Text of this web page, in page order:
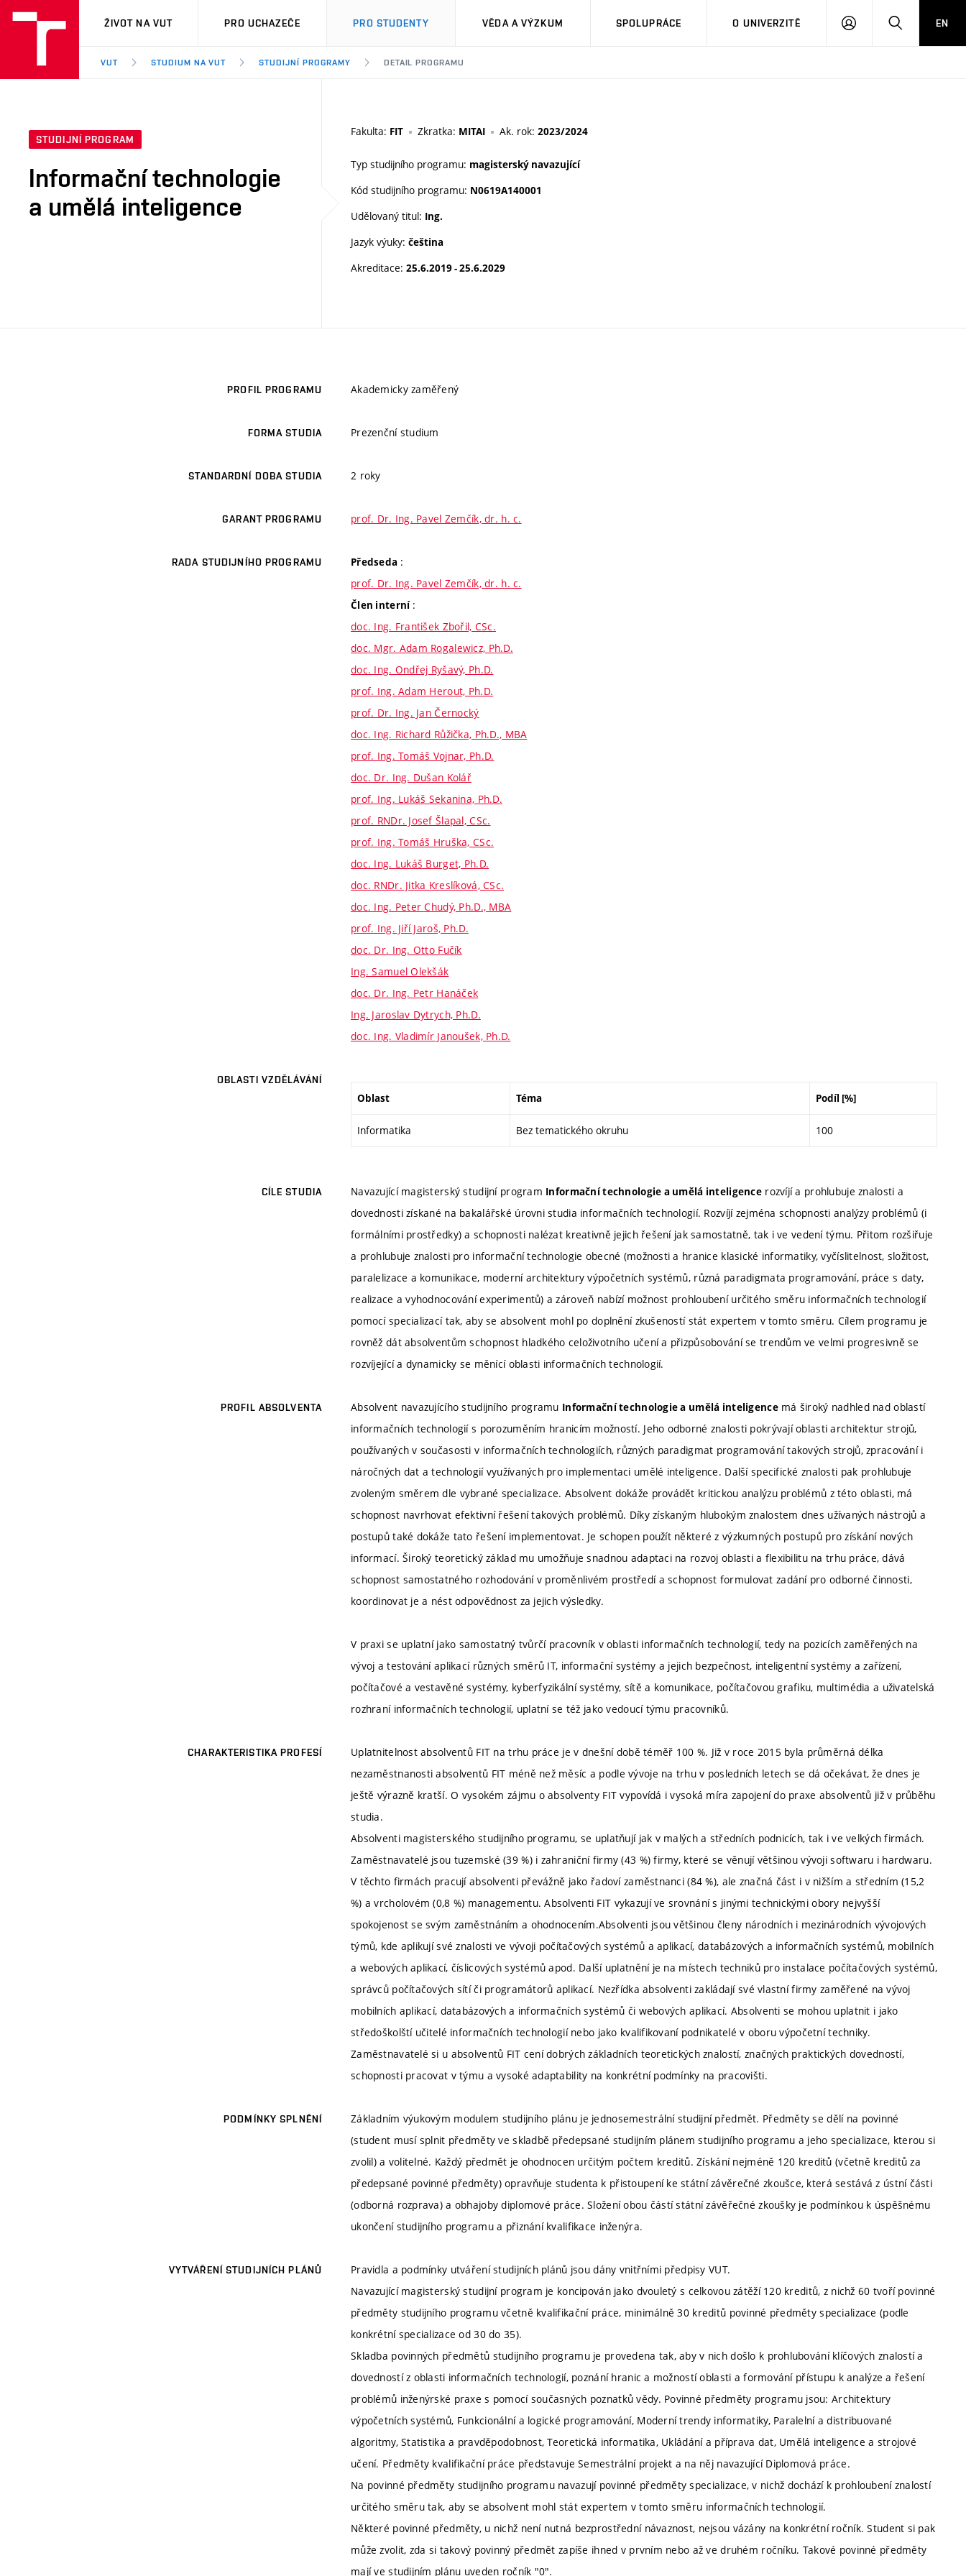
VUT
ŽIVOT NA VUT PRO UCHAZEČE PRO STUDENTY VĚDA A VÝZKUM SPOLUPRÁCE O UNIVERZITĚ
PŘIHLÁSIT HLEDATEN
VUT STUDIUM NA VUT STUDIJNÍ PROGRAMY DETAIL PROGRAMU
STUDIJNÍ PROGRAM
Informační technologie
a umělá inteligence
Fakulta: FIT Zkratka: MITAI Ak. rok: 2023/2024
Typ studijního programu: magisterský navazující
Kód studijního programu: N0619A140001
Udělovaný titul: Ing.
Jazyk výuky: čeština
Akreditace: 25.6.2019 - 25.6.2029
PROFIL PROGRAMU Akademicky zaměřený
FORMA STUDIA Prezenční studium
STANDARDNÍ DOBA STUDIA 2 roky
GARANT PROGRAMU prof. Dr. Ing. Pavel Zemčík, dr. h. c.
RADA STUDIJNÍHO PROGRAMU Předseda :
prof. Dr. Ing. Pavel Zemčík, dr. h. c.
Člen interní :
doc. Ing. František Zbořil, CSc.
doc. Mgr. Adam Rogalewicz, Ph.D.
doc. Ing. Ondřej Ryšavý, Ph.D.
prof. Ing. Adam Herout, Ph.D.
prof. Dr. Ing. Jan Černocký
doc. Ing. Richard Růžička, Ph.D., MBA
prof. Ing. Tomáš Vojnar, Ph.D.
doc. Dr. Ing. Dušan Kolář
prof. Ing. Lukáš Sekanina, Ph.D.
prof. RNDr. Josef Šlapal, CSc.
prof. Ing. Tomáš Hruška, CSc.
doc. Ing. Lukáš Burget, Ph.D.
doc. RNDr. Jitka Kreslíková, CSc.
doc. Ing. Peter Chudý, Ph.D., MBA
prof. Ing. Jiří Jaroš, Ph.D.
doc. Dr. Ing. Otto Fučík
Ing. Samuel Olekšák
doc. Dr. Ing. Petr Hanáček
Ing. Jaroslav Dytrych, Ph.D.
doc. Ing. Vladimír Janoušek, Ph.D.
OBLASTI VZDĚLÁVÁNÍ
Oblast Téma Podíl [%]
Informatika Bez tematického okruhu 100
CÍLE STUDIA Navazující magisterský studijní program Informační technologie a umělá inteligencerozvíjí a prohlubuje znalosti a
dovednosti získané na bakalářské úrovni studia informačních technologií. Rozvíjí zejména schopnosti analýzy problémů (i
formálními prostředky) a schopnosti nalézat kreativně jejich řešení jak samostatně, tak i ve vedení týmu. Přitom rozšiřuje
a prohlubuje znalosti pro informační technologie obecné (možnosti a hranice klasické informatiky, vyčíslitelnost, složitost,
paralelizace a komunikace, moderní architektury výpočetních systémů, různá paradigmata programování, práce s daty,
realizace a vyhodnocování experimentů) a zároveň nabízí možnost prohloubení určitého směru informačních technologií
pomocí specializací tak, aby se absolvent mohl po doplnění zkušeností stát expertem v tomto směru. Cílem programu je
rovněž dát absolventům schopnost hladkého celoživotního učení a přizpůsobování se trendům ve velmi progresivně se
rozvíjející a dynamicky se měnící oblasti informačních technologií.
PROFIL ABSOLVENTA Absolvent navazujícího studijního programu Informační technologie a umělá inteligencemá široký nadhled nad oblastí
informačních technologií s porozuměním hranicím možností. Jeho odborné znalosti pokrývají oblasti architektur strojů,
používaných v současosti v informačních technologiích, různých paradigmat programování takových strojů, zpracování i
náročných dat a technologií využívaných pro implementaci umělé inteligence. Další specifické znalosti pak prohlubuje
zvoleným směrem dle vybrané specializace. Absolvent dokáže provádět kritickou analýzu problémů z této oblasti, má
schopnost navrhovat efektivní řešení takových problémů. Díky získaným hlubokým znalostem dnes užívaných nástrojů a
postupů také dokáže tato řešení implementovat. Je schopen použít některé z výzkumných postupů pro získání nových
informací. Široký teoretický základ mu umožňuje snadnou adaptaci na rozvoj oblasti a flexibilitu na trhu práce, dává
schopnost samostatného rozhodování v proměnlivém prostředí a schopnost formulovat zadání pro odborné činnosti,
koordinovat je a nést odpovědnost za jejich výsledky.
V praxi se uplatní jako samostatný tvůrčí pracovník v oblasti informačních technologií, tedy na pozicích zaměřených na
vývoj a testování aplikací různých směrů IT, informační systémy a jejich bezpečnost, inteligentní systémy a zařízení,
počítačové a vestavěné systémy, kyberfyzikální systémy, sítě a komunikace, počítačovou grafiku, multimédia a uživatelská
rozhraní informačních technologií, uplatní se též jako vedoucí týmu pracovníků.
CHARAKTERISTIKA PROFESÍ
Uplatnitelnost absolventů FIT na trhu práce je v dnešní době téměř 100 %. Již v roce 2015 byla průměrná délka
nezaměstnanosti absolventů FIT méně než měsíc a podle vývoje na trhu v posledních letech se dá očekávat, že dnes je
ještě výrazně kratší. O vysokém zájmu o absolventy FIT vypovídá i vysoká míra zapojení do praxe absolventů již v průběhu
studia.
Absolventi magisterského studijního programu, se uplatňují jak v malých a středních podnicích, tak i ve velkých firmách.
Zaměstnavatelé jsou tuzemské (39 %) i zahraniční firmy (43 %) firmy, které se věnují většinou vývoji softwaru i hardwaru.
V těchto firmách pracují absolventi převážně jako řadoví zaměstnanci (84 %), ale značná část i v nižším a středním (15,2
%) a vrcholovém (0,8 %) managementu. Absolventi FIT vykazují ve srovnání s jinými technickými obory nejvyšší
spokojenost se svým zaměstnáním a ohodnocením.Absolventi jsou většinou členy národních i mezinárodních vývojových
týmů, kde aplikují své znalosti ve vývoji počítačových systémů a aplikací, databázových a informačních systémů, mobilních
a webových aplikací, číslicových systémů apod. Další uplatnění je na místech techniků pro instalace počítačových systémů,
správců počítačových sítí či programátorů aplikací. Nezřídka absolventi zakládají své vlastní firmy zaměřené na vývoj
mobilních aplikací, databázových a informačních systémů či webových aplikací. Absolventi se mohou uplatnit i jako
středoškolští učitelé informačních technologií nebo jako kvalifikovaní podnikatelé v oboru výpočetní techniky.
Zaměstnavatelé si u absolventů FIT cení dobrých základních teoretických znalostí, značných praktických dovedností,
schopnosti pracovat v týmu a vysoké adaptability na konkrétní podmínky na pracovišti.
PODMÍNKY SPLNĚNÍ
Základním výukovým modulem studijního plánu je jednosemestrální studijní předmět. Předměty se dělí na povinné
(student musí splnit předměty ve skladbě předepsané studijním plánem studijního programu a jeho specializace, kterou si
zvolil) a volitelné. Každý předmět je ohodnocen určitým počtem kreditů. Získání nejméně 120 kreditů (včetně kreditů za
předepsané povinné předměty) opravňuje studenta k přistoupení ke státní závěrečné zkoušce, která sestává z ústní části
(odborná rozprava) a obhajoby diplomové práce. Složení obou částí státní závěřečné zkoušky je podmínkou k úspěšnému
ukončení studijního programu a přiznání kvalifikace inženýra.
VYTVÁŘENÍ STUDIJNÍCH PLÁNŮ
Pravidla a podmínky utváření studijních plánů jsou dány vnitřními předpisy VUT.
Navazující magisterský studijní program je koncipován jako dvouletý s celkovou zátěží 120 kreditů, z nichž 60 tvoří povinné
předměty studijního programu včetně kvalifikační práce, minimálně 30 kreditů povinné předměty specializace (podle
konkrétní specializace od 30 do 35).
Skladba povinných předmětů studijního programu je provedena tak, aby v nich došlo k prohlubování klíčových znalostí a
dovedností z oblasti informačních technologií, poznání hranic a možností oblasti a formování přístupu k analýze a řešení
problémů inženýrské praxe s pomocí současných poznatků vědy. Povinné předměty programu jsou: Architektury
výpočetních systémů, Funkcionální a logické programování, Moderní trendy informatiky, Paralelní a distribuované
algoritmy, Statistika a pravděpodobnost, Teoretická informatika, Ukládání a příprava dat, Umělá inteligence a strojové
učení. Předměty kvalifikační práce představuje Semestrální projekt a na něj navazující Diplomová práce.
Na povinné předměty studijního programu navazují povinné předměty specializace, v nichž dochází k prohloubení znalostí
určitého směru tak, aby se absolvent mohl stát expertem v tomto směru informačních technologií.
Některé povinné předměty, u nichž není nutná bezprostřední návaznost, nejsou vázány na konkrétní ročník. Student si pak
může zvolit, zda si takový povinný předmět zapíše ihned v prvním nebo až ve druhém ročníku. Takové povinné předměty
mají ve studijním plánu uveden ročník "0".